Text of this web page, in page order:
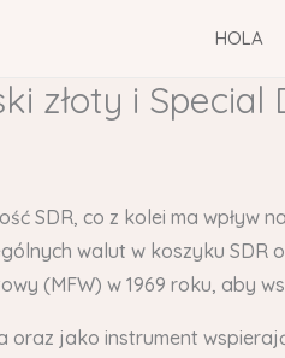
HOLA
złoty i
SDR, co z kolei ma
walut w koszyku SDR
(MFW) w 1969 roku, aby
jako instrument